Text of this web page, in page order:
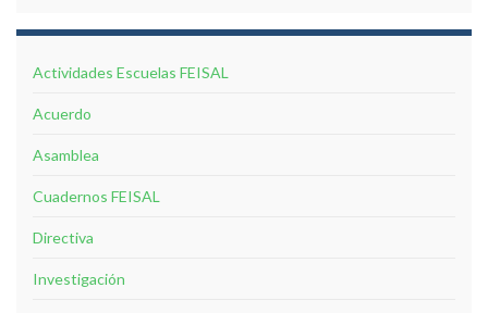
Actividades Escuelas FEISAL
Acuerdo
Asamblea
Cuadernos FEISAL
Directiva
Investigación